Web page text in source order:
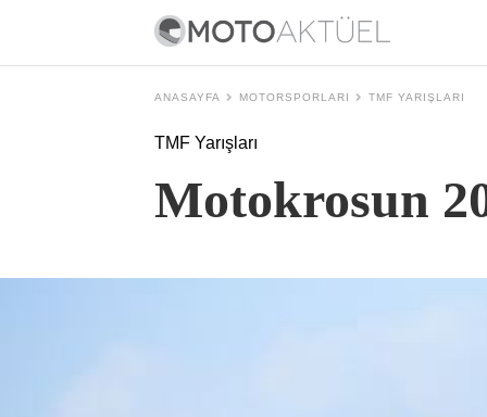
ANASAYFA MOTORSPORLARI TMF YARIŞLARI
TMF Yarışları
Motokrosun